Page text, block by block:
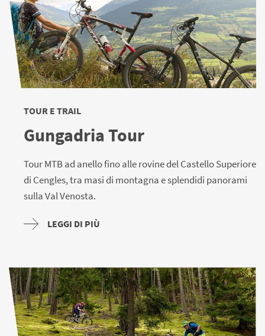
TOUR E TRAIL
Gungadria Tour
Tour MTB ad anello fino alle rovine del Castello Superiore
di Cengles, tra masi di montagna e splendidi panorami
sulla Val Venosta.
LEGGI DI PIÙ